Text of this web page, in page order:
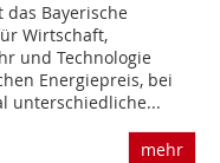
das Bayerische
Wirtschaft,
und Technologie
Energiepreis, bei
unterschiedliche...
mehr